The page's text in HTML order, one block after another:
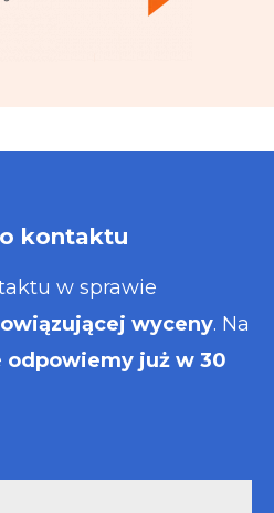
kontaktu
w sprawie
wyceny. Na
odpowiemy już w 30